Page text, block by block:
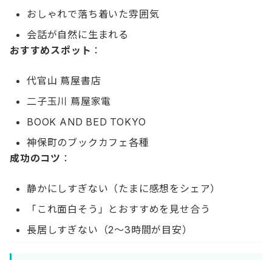
おしゃれで落ち着いた雰囲気
会話が自然に生まれる
おすすめスポット ：
代官山 蔦屋書店
二子玉川 蔦屋家電
BOOK AND BED TOKYO
神保町のブックカフェ各種
成功のコツ ：
静かにしすぎない（たまに感想をシェア）
「これ面白そう」とおすすめを見せ合う
長居しすぎない（2〜3時間が目安）